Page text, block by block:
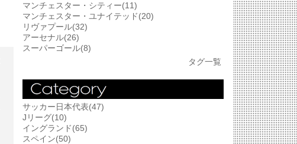
マンチェスター・シティー(11)
マンチェスター・ユナイテッド(20)
リヴァプール(32)
アーセナル(26)
スーパーゴール(8)
タグ一覧
サッカー日本代表(47)
Jリーグ(10)
イングランド(65)
スペイン(50)